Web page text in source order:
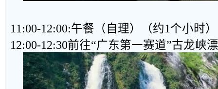
11:00-12:00:午餐（自理）（约1个小时）
12:00-12:30前往“广东第一赛道”古龙峡